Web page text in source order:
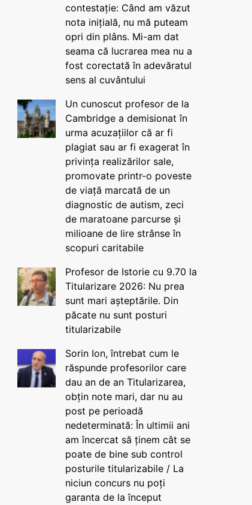
contestație: Când am văzut
nota inițială, nu mă puteam
opri din plâns. Mi-am dat
seama că lucrarea mea nu a
fost corectată în adevăratul
sens al cuvântului
Un cunoscut profesor de la
Cambridge a demisionat în
urma acuzațiilor că ar fi
plagiat sau ar fi exagerat în
privința realizărilor sale,
promovate printr-o poveste
de viață marcată de un
diagnostic de autism, zeci
de maratoane parcurse și
milioane de lire strânse în
scopuri caritabile
Profesor de Istorie cu 9.70 la
Titularizare 2026: Nu prea
sunt mari așteptările. Din
păcate nu sunt posturi
titularizabile
Sorin Ion, întrebat cum le
răspunde profesorilor care
dau an de an Titularizarea,
obțin note mari, dar nu au
post pe perioadă
nedeterminată: În ultimii ani
am încercat să ținem cât se
poate de bine sub control
posturile titularizabile / La
niciun concurs nu poți
garanta de la început